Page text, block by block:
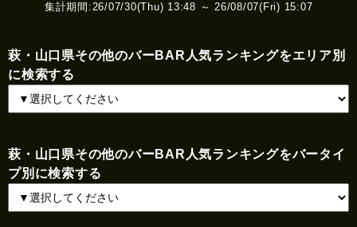
集計期間:26/07/30(Thu) 13:48 ～ 26/08/07(Fri) 15:07
萩・山口県その他のバーBAR人気ランキングをエリア別
に検索する
萩・山口県その他のバーBAR人気ランキングをバータイ
プ別に検索する